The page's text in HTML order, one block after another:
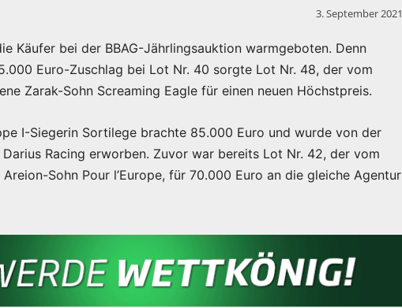
3. September 2021
Käufer bei der BBAG-Jährlingsauktion warmgeboten. Denn
Euro-Zuschlag bei Lot Nr. 40 sorgte Lot Nr. 48, der vom
Zarak-Sohn Screaming Eagle für einen neuen Höchstpreis.
I-Siegerin Sortilege brachte 85.000 Euro und wurde von der
Racing erworben. Zuvor war bereits Lot Nr. 42, der vom
Sohn Pour l’Europe, für 70.000 Euro an die gleiche Agentur